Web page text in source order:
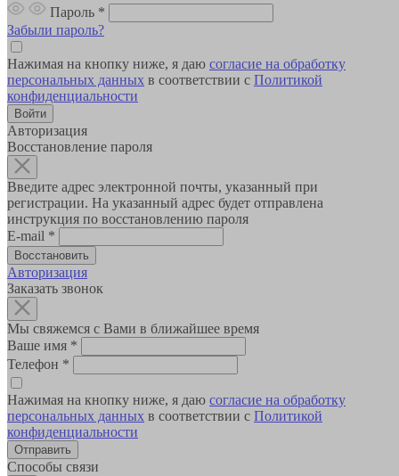
Пароль *
Забыли пароль?
Нажимая на кнопку ниже, я даю согласие на обработку
персональных данных в соответствии с Политикой
конфиденциальности
Авторизация
Восстановление пароля
Введите адрес электронной почты, указанный при
регистрации. На указанный адрес будет отправлена
инструкция по восстановлению пароля
E-mail *
Авторизация
Заказать звонок
Мы свяжемся с Вами в ближайшее время
Ваше имя *
Телефон *
Нажимая на кнопку ниже, я даю согласие на обработку
персональных данных в соответствии с Политикой
конфиденциальности
Способы связи